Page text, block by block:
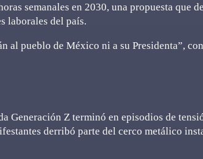
semanales en 2030, una propuesta que
laborales del país.
al pueblo de México ni a su Presidenta”,
Generación Z terminó en episodios de
derribó parte del cerco metálico